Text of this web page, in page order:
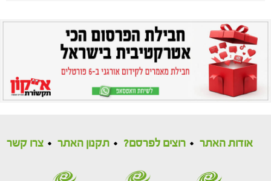
אודות האתר רוצים לפרסם? תקנון האתר צרו קשר